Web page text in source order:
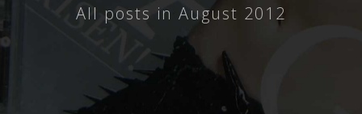
All posts in August 2012